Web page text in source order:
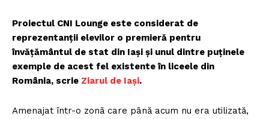
Proiectul CNI Lounge este considerat de
reprezentanții elevilor o premieră pentru
învățământul de stat din Iași și unul dintre puținele
exemple de acest fel existente în liceele din
România, scrie Ziarul de Iași.
Amenajat într-o zonă care până acum nu era utilizată,